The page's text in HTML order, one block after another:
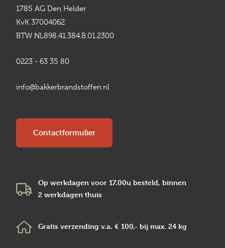
1785 AG Den Helder
KvK 37004062
BTW NL898.41.384.B.01.2300
0223 - 63 35 80
info@bakkerbrandstoffen.nl
Contactformulier
Op werkdagen voor 17.00u besteld, binnen
2 werkdagen thuis
Gratis verzending v.a. € 100,- bij max. 24 kg